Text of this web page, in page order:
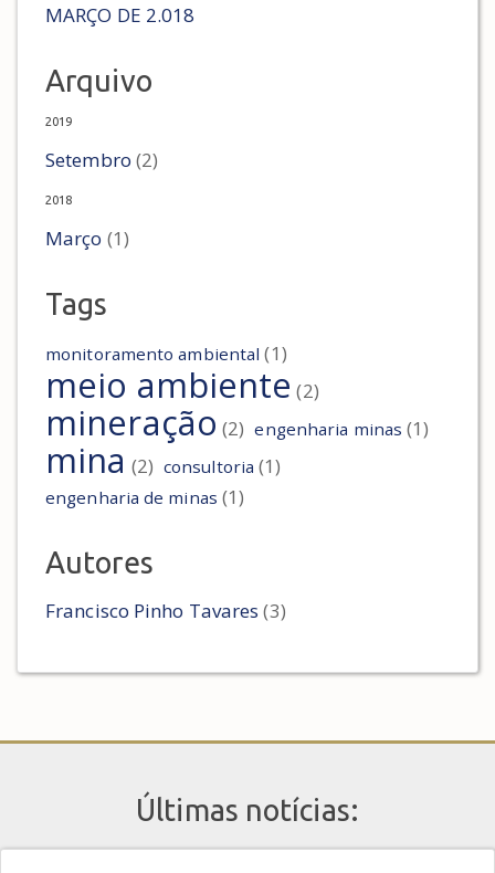
MARÇO DE 2.018
Arquivo
2019
Setembro (2)
2018
Março (1)
Tags
monitoramento ambiental (1)
meio ambiente (2)
mineração (2) engenharia minas (1)
mina (2) consultoria (1)
engenharia de minas (1)
Autores
Francisco Pinho Tavares (3)
Últimas notícias: